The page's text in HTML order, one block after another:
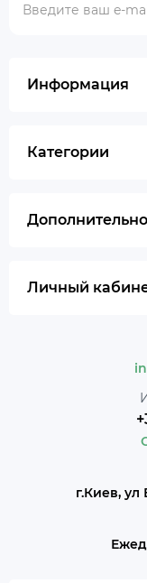
Информация
Категории
Дополнительно
Личный
г.Киев,